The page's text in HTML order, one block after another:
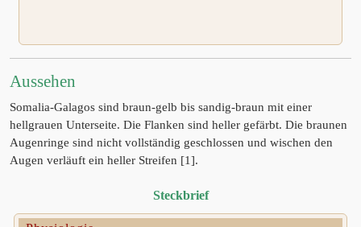
Aussehen
Somalia-Galagos sind braun-gelb bis sandig-braun mit einer
hellgrauen Unterseite. Die Flanken sind heller gefärbt. Die braunen
Augenringe sind nicht vollständig geschlossen und wischen den
Augen verläuft ein heller Streifen [1].
Steckbrief